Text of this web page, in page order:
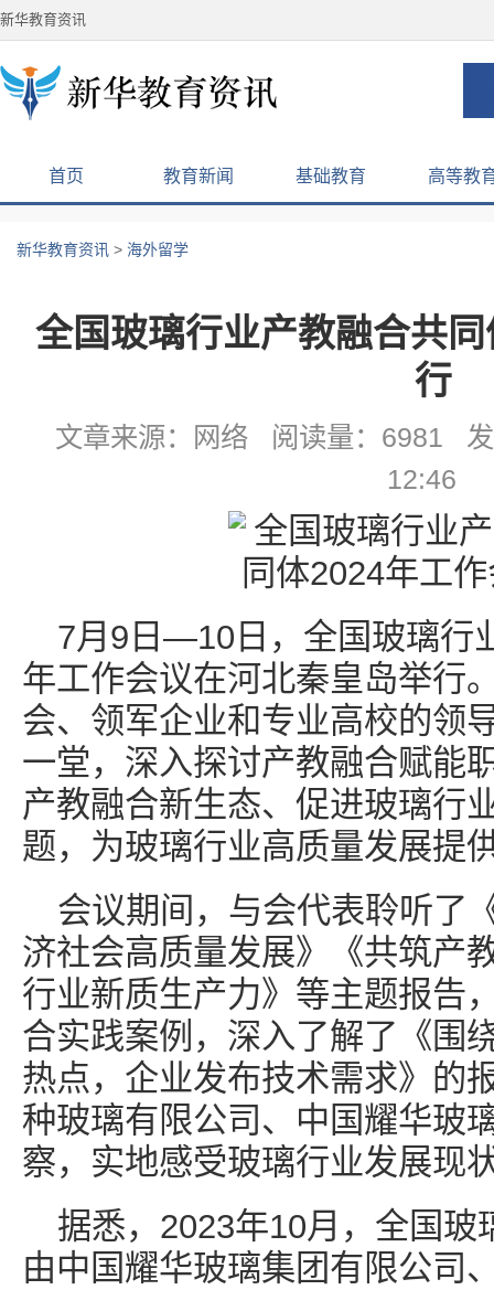
新华教育资讯
首页 教育新闻 基础教育 高等教
新华教育资讯 > 海外留学
全国玻璃行业产教融合共
行
文章来源：网络 阅读量：6981
12:46
7月9日—10日，全国玻璃行
年工作会议在河北秦皇岛举行
会、领军企业和专业高校的领
一堂，深入探讨产教融合赋能
产教融合新生态、促进玻璃行
题，为玻璃行业高质量发展提
会议期间，与会代表聆听了
济社会高质量发展》《共筑产
行业新质生产力》等主题报告
合实践案例，深入了解了《围
热点，企业发布技术需求》的
种玻璃有限公司、中国耀华玻
察，实地感受玻璃行业发展现
据悉，2023年10月，全国玻
由中国耀华玻璃集团有限公司